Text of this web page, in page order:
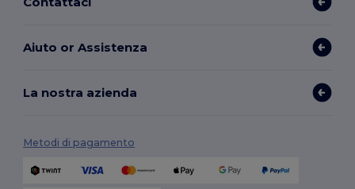
Aiuto or Assistenza
La nostra azienda
Metodi di pagamento